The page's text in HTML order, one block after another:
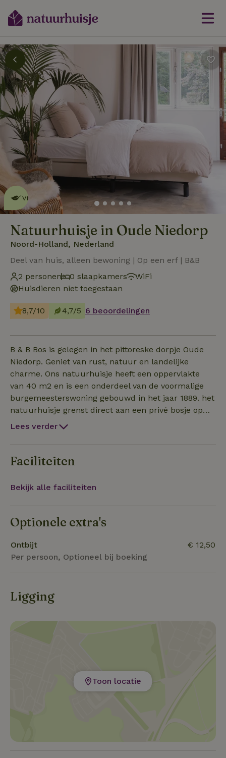
Dit natuurhuisje is eco-
vriendelijklees meer
Natuurhuisje in Oude Niedorp
Noord-Holland, Nederland
Deel van huis, alleen bewoning | Op een erf | B&B
2 personen
0 slaapkamers
WiFi
Huisdieren niet toegestaan
8,7/10 4,7/5 6 beoordelingen
B & B Bos is gelegen in het pittoreske dorpje Oude
Niedorp. Geniet van rust, natuur en landelijke
charme. Ons natuurhuisje heeft een oppervlakte
van 40 m2 en is een onderdeel van de voormalige
burgemeesterswoning gebouwd in het jaar 1889. het
natuurhuisje grenst direct aan een privé bosje op
ons terrein. Bij de moestuin in aanleg hebben Betsy ,
Roti zijn nu nog in de peuterfase van kip zijn maar
gaan in de ren verblijven. Midden in het bosje staat
Lees verder
Faciliteiten
Bekijk alle faciliteiten
Optionele extra's
Ontbijt
Per persoon, Optioneel bij boeking
€ 12,50
Ligging
Toon locatie